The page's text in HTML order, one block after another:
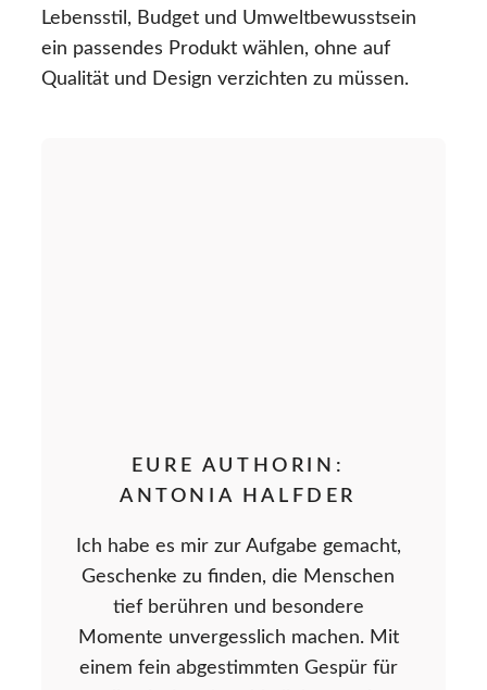
Lebensstil, Budget und Umweltbewusstsein
ein passendes Produkt wählen, ohne auf
Qualität und Design verzichten zu müssen.
EURE AUTHORIN:
ANTONIA HALFDER
Ich habe es mir zur Aufgabe gemacht,
Geschenke zu finden, die Menschen
tief berühren und besondere
Momente unvergesslich machen. Mit
einem fein abgestimmten Gespür für